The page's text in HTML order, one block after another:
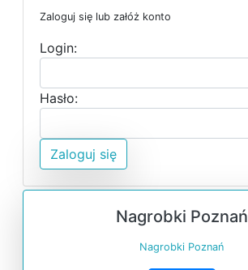
Zaloguj się lub załóż konto
Login:
Hasło:
Zaloguj się
Nagrobki Poznań
Nagrobki Poznań